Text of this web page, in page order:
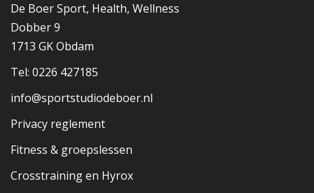
De Boer Sport, Health, Wellness
Dobber 9
1713 GK Obdam
Tel: 0226 427185
info@sportstudiodeboer.nl
Privacy reglement
Fitness & groepslessen
Crosstraining en Hyrox